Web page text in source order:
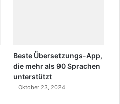
Beste Übersetzungs-App,
die mehr als 90 Sprachen
unterstützt
Oktober 23, 2024